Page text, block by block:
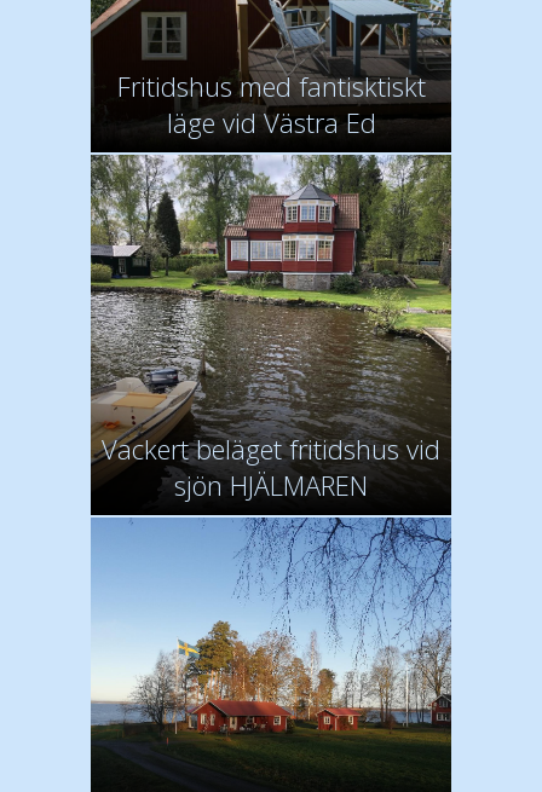
Fritidshus med fantisktiskt
läge vid Västra Ed
Vackert beläget fritidshus vid
sjön HJÄLMAREN